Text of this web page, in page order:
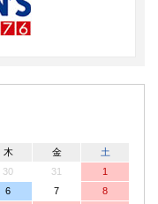
木 金
土
30 31
1
6 7
8